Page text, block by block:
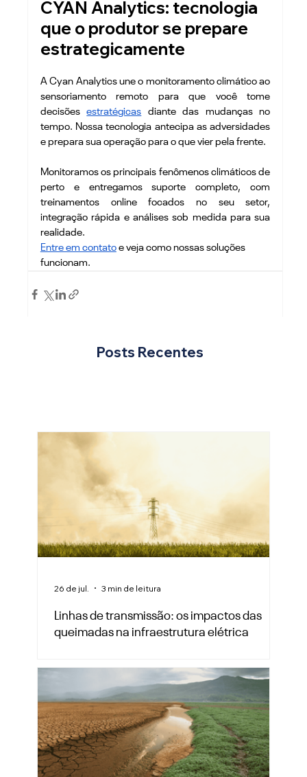
CYAN Analytics: tecnologia
que o produtor se prepare
estrategicamente
A Cyan Analytics une o monitoramento climático ao
sensoriamento remoto para que você tome
decisões estratégicas diante das mudanças no
tempo. Nossa tecnologia antecipa as adversidades
e prepara sua operação para o que vier pela frente.
Monitoramos os principais fenômenos climáticos de
perto e entregamos suporte completo, com
treinamentos online focados no seu setor,
integração rápida e análises sob medida para sua
realidade.
Entre em contato e veja como nossas soluções
funcionam.
Linhas de transmissão: os impactos das
queimadas na infraestrutura elétrica
26 de jul. 3 min de leitura
Posts Recentes